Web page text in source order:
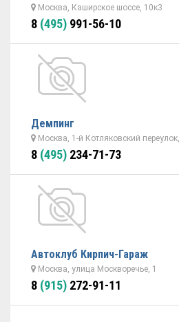
Москва, Каширское шоссе, 10к3
8 (495) 991-56-10
Демпинг
Москва, 1-й Котляковский
8 (495) 234-71-73
Автоклуб Кирпич-Гараж
Москва, улица Москворечье, 1
8 (915) 272-91-11